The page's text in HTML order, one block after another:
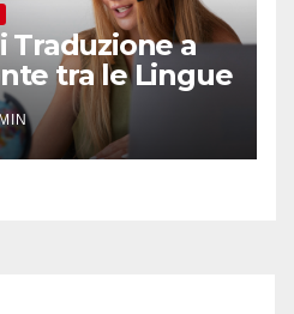
Traduzione a
tra le Lingue
Mondo